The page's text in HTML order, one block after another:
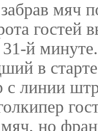
мяч
гостей
й
в
с линии
но